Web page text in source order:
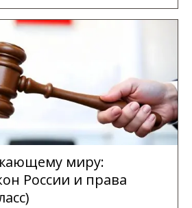
миру:
России и права